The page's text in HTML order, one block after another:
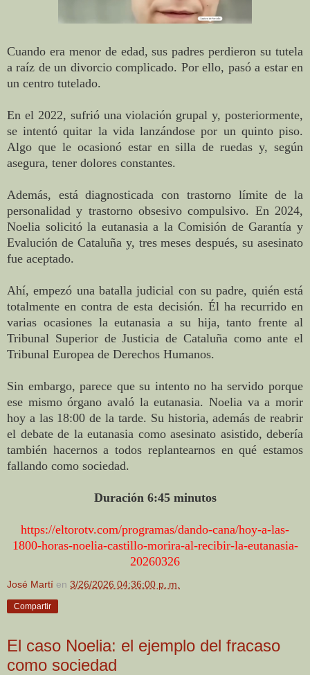
Cuando era menor de edad, sus padres perdieron su tutela
a raíz de un divorcio complicado. Por ello, pasó a estar en
un centro tutelado.
En el 2022, sufrió una violación grupal y, posteriormente,
se intentó quitar la vida lanzándose por un quinto piso.
Algo que le ocasionó estar en silla de ruedas y, según
asegura, tener dolores constantes.
Además, está diagnosticada con trastorno límite de la
personalidad y trastorno obsesivo compulsivo. En 2024,
Noelia solicitó la eutanasia a la Comisión de Garantía y
Evalución de Cataluña y, tres meses después, su asesinato
fue aceptado.
Ahí, empezó una batalla judicial con su padre, quién está
totalmente en contra de esta decisión. Él ha recurrido en
varias ocasiones la eutanasia a su hija, tanto frente al
Tribunal Superior de Justicia de Cataluña como ante el
Tribunal Europea de Derechos Humanos.
Sin embargo, parece que su intento no ha servido porque
ese mismo órgano avaló la eutanasia. Noelia va a morir
hoy a las 18:00 de la tarde. Su historia, además de reabrir
el debate de la eutanasia como asesinato asistido, debería
también hacernos a todos replantearnos en qué estamos
fallando como sociedad.
Duración 6:45 minutos
https://eltorotv.com/programas/dando-cana/hoy-a-las-
1800-horas-noelia-castillo-morira-al-recibir-la-eutanasia-
20260326
José Martí en 3/26/2026 04:36:00 p. m.
Compartir
El caso Noelia: el ejemplo del fracaso
como sociedad